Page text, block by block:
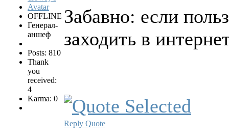
OFFLINE
Генерал-
аншеф
Posts: 810
Thank
you
received:
4
Karma: 0
Забавно: если
заходить в
Reply Quote